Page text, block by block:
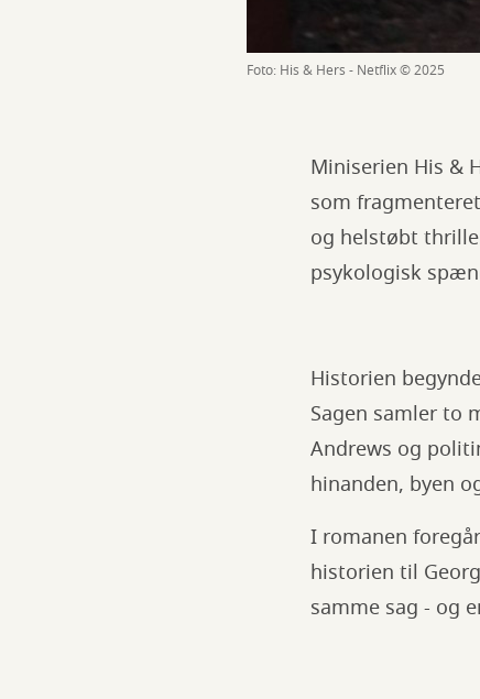
Foto: His & Hers - Netflix © 2025
Miniserien His &
som
og helstøbt
psykologisk
Historien
Sagen samler to
Andrews og
hinanden, byen
I romanen
historien til
samme sag - og